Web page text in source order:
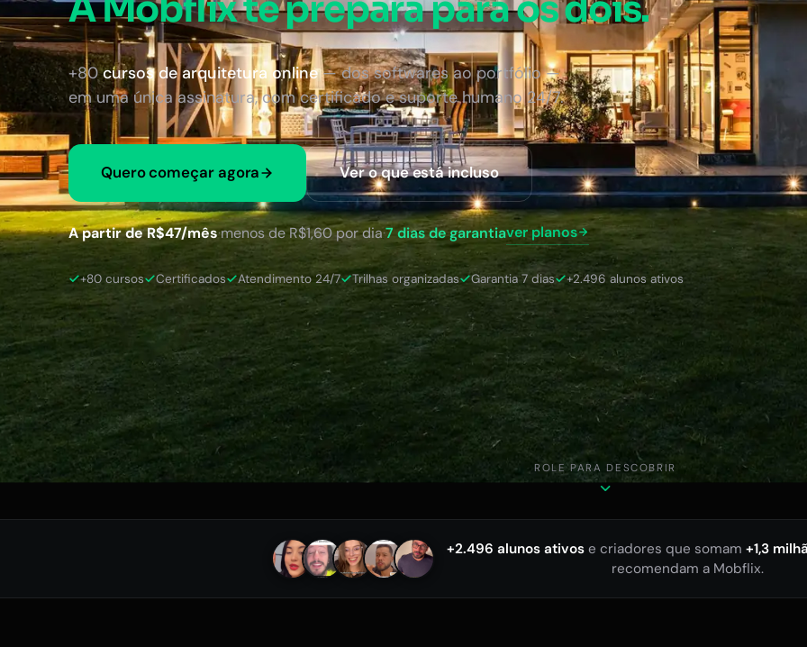
+80cursos de arquitetura online— dos softwares ao portfólio —
em uma única assinatura, com certificado e suporte humano 24/7.
Quero começar agora Ver o que está incluso
A partir de R$47/mês·menos de R$1,60 por dia·7 dias de garantiaver planos
+80 cursos Certificados Atendimento 24/7 Trilhas organizadas Garantia 7 dias +2.496 alunos ativos
ROLE PARA DESCOBRIR
+2.496 alunos ativose criadores que somam +1,3
recomendam a Mobflix.